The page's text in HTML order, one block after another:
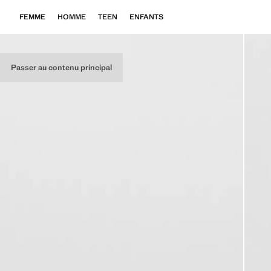
Passer au contenu principal
FEMME HOMME TEEN ENFANTS